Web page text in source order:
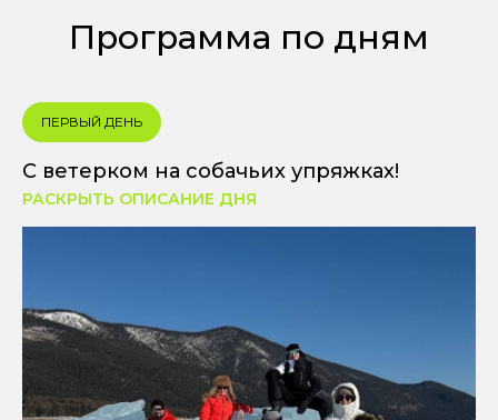
Программа по дням
ПЕРВЫЙ ДЕНЬ
С ветерком на собачьих упряжках!
РАСКРЫТЬ ОПИСАНИЕ ДНЯ